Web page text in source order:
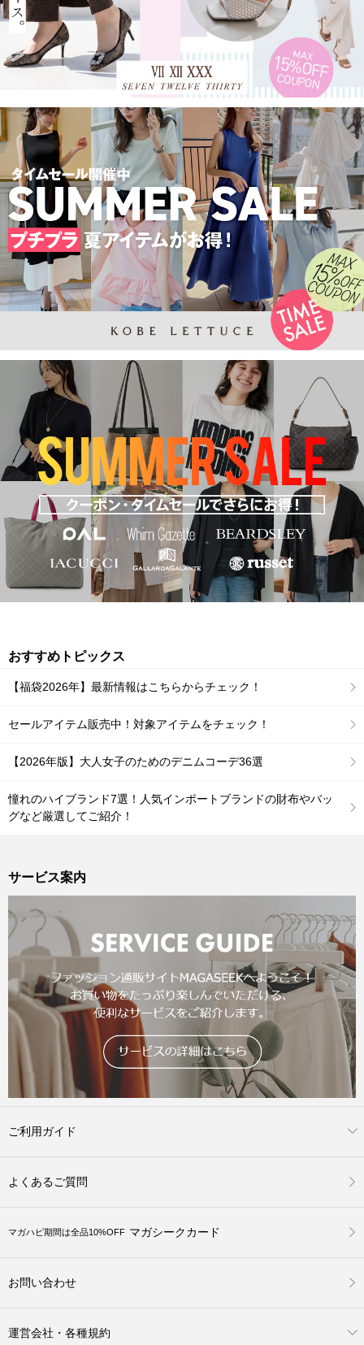
おすすめトピックス
【福袋2026年】最新情報はこちらからチェック！
セールアイテム販売中！対象アイテムをチェック！
【2026年版】大人女子のためのデニムコーデ36選
憧れのハイブランド7選！人気インポートブランドの財布やバッ
グなど厳選してご紹介！
サービス案内
ご利用ガイド
よくあるご質問
マガハピ期間は全品10%OFF マガシークカード
お問い合わせ
運営会社・各種規約